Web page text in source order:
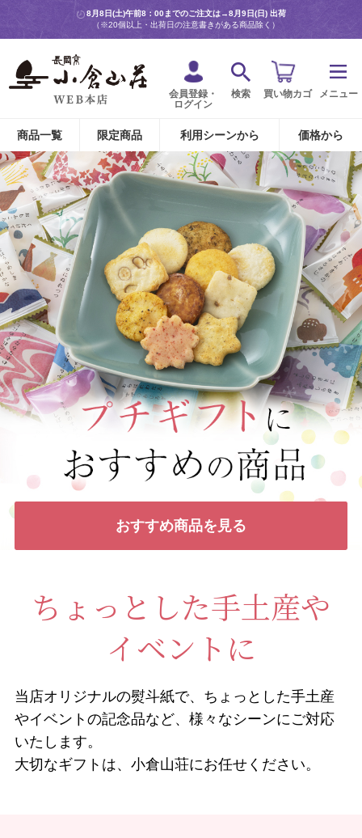
8月8日(土)午前8：00までのご注文は→8月9日(日) 出荷
（※20個以上・出荷日の注意書きがある商品除く）
会員登録・
ログイン
検索 買い物カゴ メニュー
商品一覧 限定商品 利用シーンから 価格から
おすすめ商品を見る
ちょっとした手土産や
イベントに
当店オリジナルの熨斗紙で、ちょっとした手土産
やイベントの記念品など、様々なシーンにご対応
いたします。
大切なギフトは、小倉山荘にお任せください。